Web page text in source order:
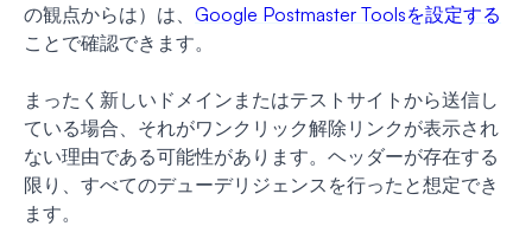
の観点からは）は、 Google Postmaster Toolsを設定する
ことで確認できます。
まったく新しいドメインまたはテストサイトから送信し
ている場合、それがワンクリック解除リンクが表示され
ない理由である可能性があります。ヘッダーが存在する
限り、すべてのデューデリジェンスを行ったと想定でき
ます。